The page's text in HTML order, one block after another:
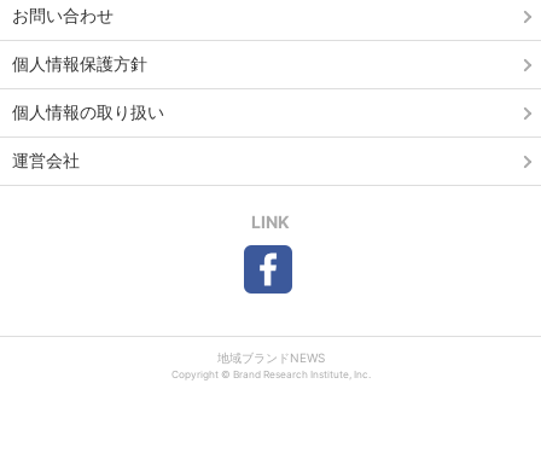
お問い合わせ
個人情報保護方針
個人情報の取り扱い
運営会社
LINK
地域ブランドNEWS
Copyright © Brand Research Institute, Inc.